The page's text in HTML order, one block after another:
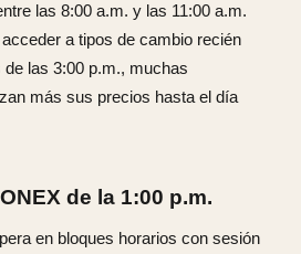
las 8:00 a.m. y las 11:00 a.m.
a tipos de cambio recién
las 3:00 p.m., muchas
más sus precios hasta el día
de la 1:00 p.m.
en bloques horarios con sesión